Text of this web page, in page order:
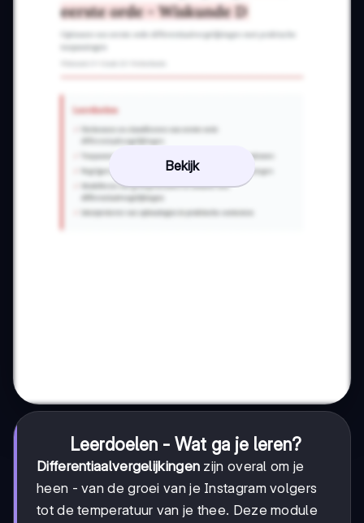
Bekijk
Leerdoelen - Wat ga je leren?
Differentiaalvergelijkingen zijn overal om je
heen - van de groei van je Instagram volgers
tot de temperatuur van je thee. Deze module